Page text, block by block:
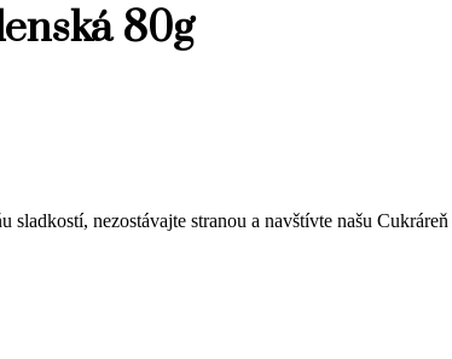
80g
sladkostí, nezostávajte stranou a navštívte našu Cukráreň